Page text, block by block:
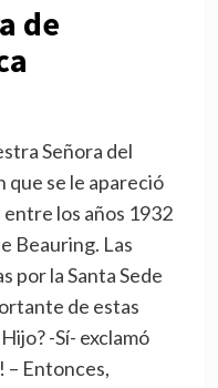
de
Señora del
que se le apareció
entre los años 1932
Beauring. Las
por la Santa Sede
de estas
-Sí- exclamó
– Entonces,